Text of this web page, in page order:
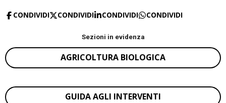
CONDIVIDI CONDIVIDI CONDIVIDI CONDIVIDI
Sezioni in evidenza
AGRICOLTURA BIOLOGICA
GUIDA AGLI INTERVENTI